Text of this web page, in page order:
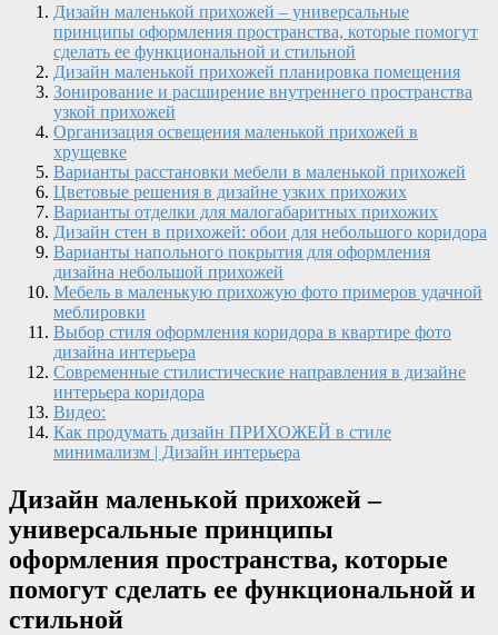
Дизайн маленькой прихожей – универсальные
принципы оформления пространства, которые помогут
сделать ее функциональной и стильной
Дизайн маленькой прихожей планировка помещения
Зонирование и расширение внутреннего пространства
узкой прихожей
Организация освещения маленькой прихожей в
хрущевке
Варианты расстановки мебели в маленькой прихожей
Цветовые решения в дизайне узких прихожих
Варианты отделки для малогабаритных прихожих
Дизайн стен в прихожей: обои для небольшого коридора
Варианты напольного покрытия для оформления
дизайна небольшой прихожей
Мебель в маленькую прихожую фото примеров удачной
меблировки
Выбор стиля оформления коридора в квартире фото
дизайна интерьера
Современные стилистические направления в дизайне
интерьера коридора
Видео:
Как продумать дизайн ПРИХОЖЕЙ в стиле
минимализм | Дизайн интерьера
Дизайн маленькой прихожей –
универсальные принципы
оформления пространства, которые
помогут сделать ее функциональной и
стильной